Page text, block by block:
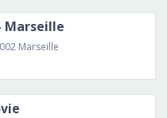
Marseille
Marseille